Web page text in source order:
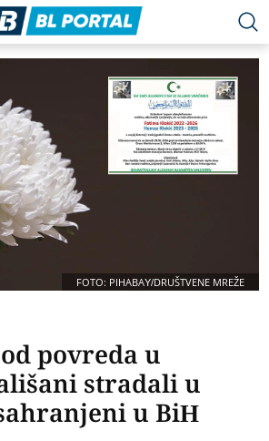
FOTO: PIHABAY/DRUŠTVENE MREŽE
povreda u
stradali u
u BiH